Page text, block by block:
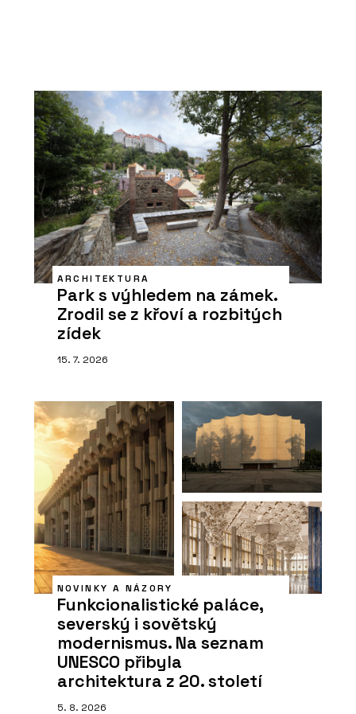
ARCHITEKTURA
Park s výhledem na zámek.
Zrodil se z křoví a rozbitých
zídek
15. 7. 2026
NOVINKY A NÁZORY
Funkcionalistické paláce,
severský i sovětský
modernismus. Na seznam
UNESCO přibyla
architektura z 20. století
5. 8. 2026